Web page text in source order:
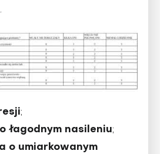
;
łagodnym nasileniu;
o umiarkowanym